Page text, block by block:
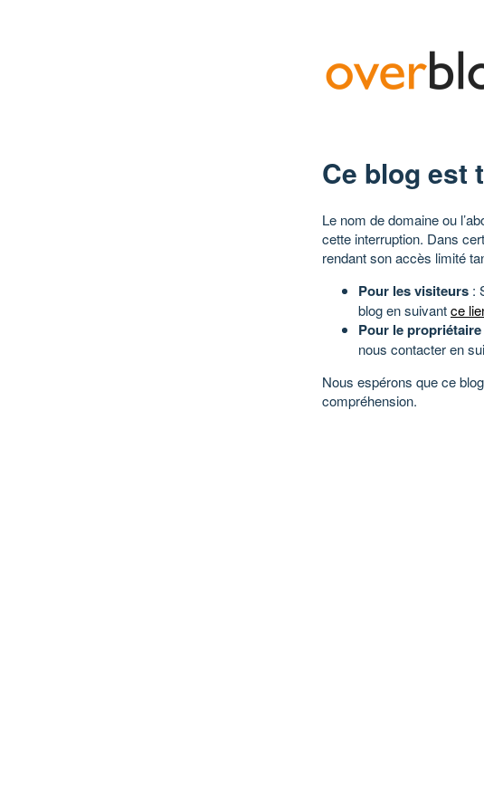
Ce blog est
Le nom de domaine ou
cette interruption. Dans
rendant son accès limité
Pour les visiteurs :
blog en suivantce
Pour le propriétaire
nous contacter en
Nous espérons que ce
compréhension.